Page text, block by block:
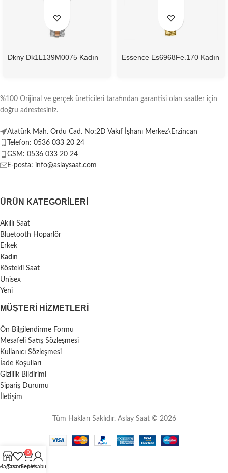
Dkny Dk1L139M0075 Kadın
Essence Es6968Fe.170 Kadın
%100 Orijinal ve gerçek üreticileri tarafından garantisi olan saatler için
doğru adrestesiniz.
Atatürk Mah. Ordu Cad. No:2D Vakıf İşhanı Merkez\Erzincan
Telefon: 0536 033 20 24
GSM: 0536 033 20 24
E-posta: info@aslaysaat.com
ÜRÜN KATEGORILERI
Akıllı Saat
Bluetooth Hoparlör
Erkek
Kadın
Köstekli Saat
Unisex
Yeni
MÜŞTERI HIZMETLERI
Ön Bilgilendirme Formu
Mesafeli Satış Sözleşmesi
Kullanıcı Sözleşmesi
İade Koşulları
Gizlilik Bildirimi
Sipariş Durumu
İletişim
Tüm Hakları Saklıdır. Aslay Saat © 2026
Favoriler
0
SepetHesabım